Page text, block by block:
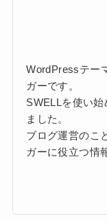
WordPressテー
ガーです。
SWELLを使い
ました。
ブログ運営のこ
ガーに役立つ情